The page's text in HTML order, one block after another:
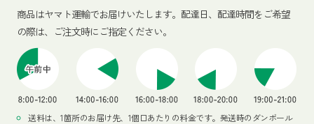
商品はヤマト運輸でお届けいたします。 配達日、配達時間をご希望
の際は、ご注文時にご指定ください。
送料は、1箇所のお届け先、1個口あたりの料金です。発送時のダンボール